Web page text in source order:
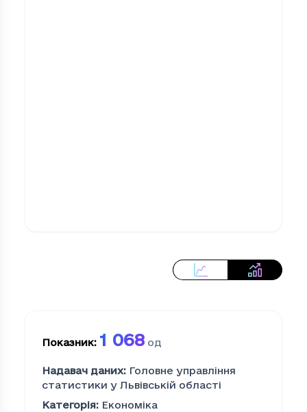
Показник: 1 068 од
Надавач даних: Головне управління
статистики у Львівській області
Категорія: Економіка